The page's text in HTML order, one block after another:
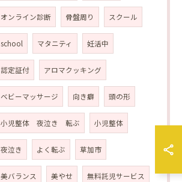
オンライン診断 骨盤周り スクール
school マタニティ 妊活中
認定証付 アロマクッキング
ベビーマッサージ 向き癖 頭の形
小児整体 夜泣き 転ぶ 小児整体
夜泣き よく転ぶ 草加市
美バランス 美やせ 無料託児サービス